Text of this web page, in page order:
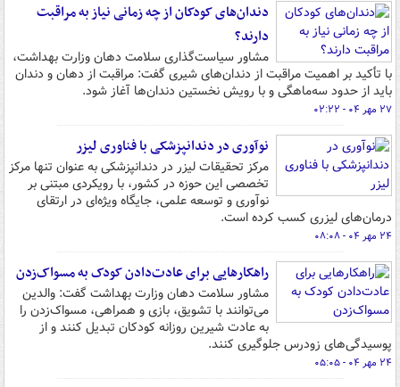
دندان‌های کودکان از چه زمانی نیاز به مراقبت
دارند؟
مشاور سیاست‌گذاری سلامت دهان وزارت بهداشت،
با تأکید بر اهمیت مراقبت از دندان‌های شیری گفت: مراقبت از دهان و دندان
باید از حدود سه‌ماهگی و با رویش نخستین دندان‌ها آغاز شود.
۲۷ مهر ۰۴ - ۰۲:۲۲
نوآوری در دندانپزشکی با فناوری لیزر
مرکز تحقیقات لیزر در دندانپزشکی به عنوان تنها مرکز
تخصصی این حوزه در کشور، با رویکردی مبتنی بر
نوآوری و توسعه علمی، جایگاه ویژه‌ای در ارتقای
درمان‌های لیزری کسب کرده است.
۲۴ مهر ۰۴ - ۰۸:۰۸
راهکارهایی برای عادت‌دادن کودک به مسواک‌زدن
مشاور سلامت دهان وزارت بهداشت گفت: والدین
می‌توانند با تشویق، بازی و همراهی، مسواک‌زدن را
به عادت شیرین روزانه کودکان تبدیل کنند و از
پوسیدگی‌های زودرس جلوگیری کنند.
۲۴ مهر ۰۴ - ۰۵:۰۵